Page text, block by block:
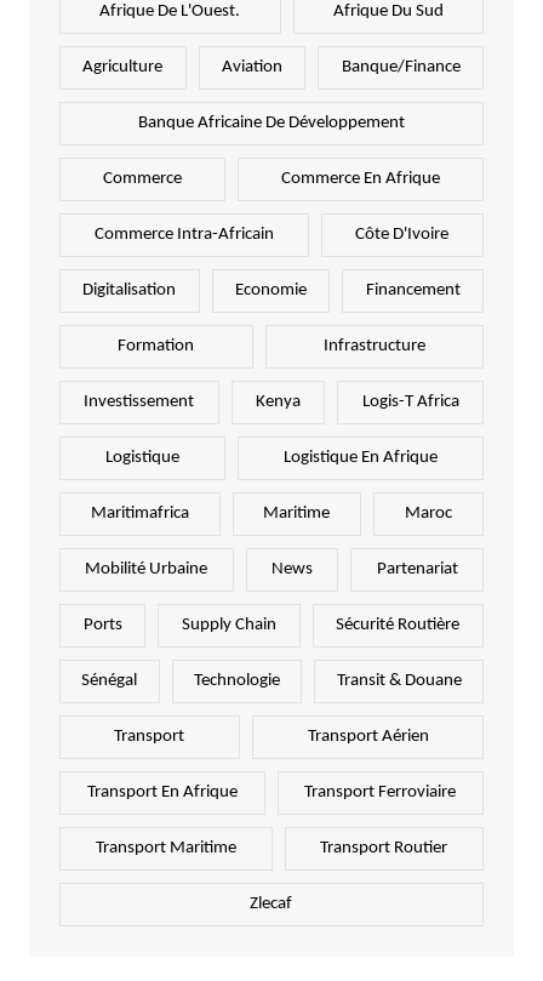
Afrique De L'Ouest. Afrique Du Sud
Agriculture Aviation Banque/Finance
Banque Africaine De Développement
Commerce Commerce En Afrique
Commerce Intra-Africain Côte D'Ivoire
Digitalisation Economie Financement
Formation Infrastructure
Investissement Kenya Logis-T Africa
Logistique Logistique En Afrique
Maritimafrica Maritime Maroc
Mobilité Urbaine News Partenariat
Ports Supply Chain Sécurité Routière
Sénégal Technologie Transit & Douane
Transport Transport Aérien
Transport En Afrique Transport Ferroviaire
Transport Maritime Transport Routier
Zlecaf